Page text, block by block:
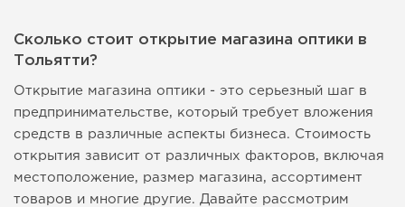
Сколько стоит открытие магазина оптики в
Тольятти?
Открытие магазина оптики - это серьезный шаг в
предпринимательстве, который требует вложения
средств в различные аспекты бизнеса. Стоимость
открытия зависит от различных факторов, включая
местоположение, размер магазина, ассортимент
товаров и многие другие. Давайте рассмотрим